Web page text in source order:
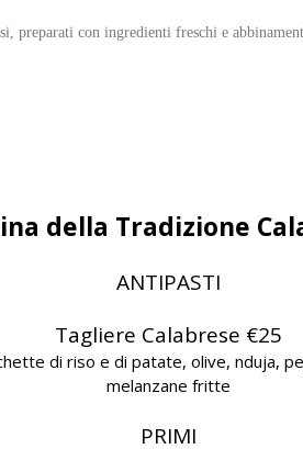
preparati con ingredienti freschi e
della Tradizione
ANTIPASTI
Tagliere Calabrese €25
di riso e di patate, olive, nduja,
melanzane fritte
PRIMI